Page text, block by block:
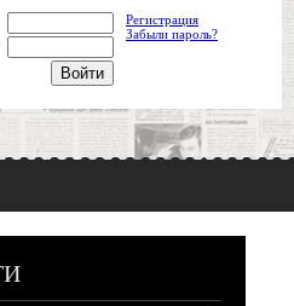
Регистрация
Забыли пароль?